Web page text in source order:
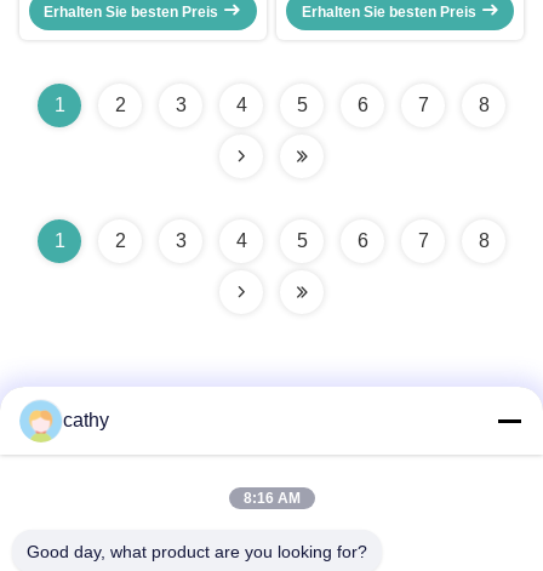
Sensor-Spo2
Erhalten Sie besten Preis
Erhalten Sie besten Preis
1 2 3 4 5 6 7 8
1 2 3 4 5 6 7 8
Schnelle Kontaktaufnahme
Anschrift
cathy
8:16 AM
Good day, what product are you looking for?